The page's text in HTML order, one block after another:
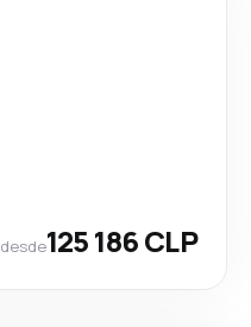
desde125 186 CLP